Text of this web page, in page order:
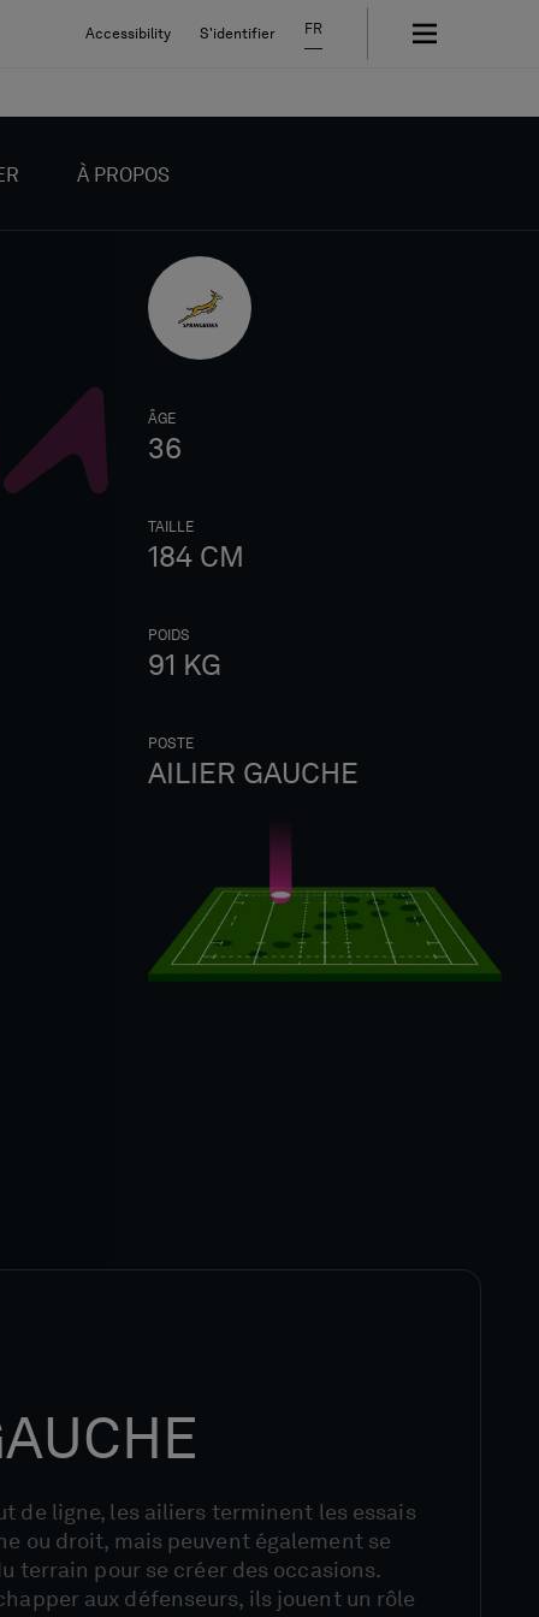
Accessibility S'identifier FR
À PROPOS
ÂGE
36
TAILLE
184 CM
POIDS
91 KG
POSTE
AILIER GAUCHE
de ligne, les ailiers terminent les essais
ou droit, mais peuvent également se
terrain pour se créer des occasions.
aux défenseurs, ils jouent un rôle